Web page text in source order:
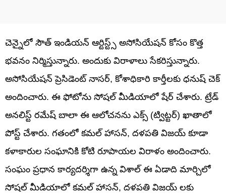
చెన్నైలో సౌత్ ఇండియన్ ఆర్టిస్ట్స్ అసోసియేషన్ కోసం కొత్త
భవనం నిర్మిస్తున్నారు. అందుకు విరాళాలు సేకరిస్తున్నారు.
అసోసియేషన్ ప్రెసిడెంట్ నాసర్, కోశాధికారి కార్తీలకు ధనుష్ చెక్
అందించారు. ఈ ఫోటోను సోషల్ మీడియాలో షేర్ చేశారు. ట్రేడ్
అనలిస్ట్ రమేష్ బాలా ఈ ఆలోచనను ఎక్స్ (ట్విట్టర్) ఖాతాలో
పోస్ట్ చేశారు. గతంలో కమల్ హాసన్, దళపతి విజయ్ కూడా
కళాకారుల సంఘానికి కోటి రూపాయల విరాళం అందించారు.
సంఘం ప్రధాన కార్యదర్శిగా ఉన్న విశాల్ ఈ ఏడాది మార్చిలో
సోషల్ మీడియాలో కమల్ హాసన్, దళపతి విజయ్ లకు